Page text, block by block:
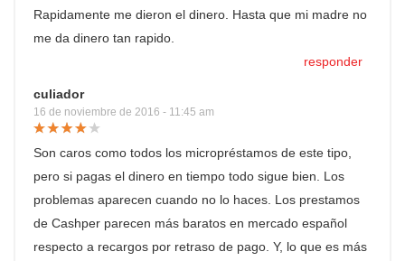
Rapidamente me dieron el dinero. Hasta que mi madre no
me da dinero tan rapido.
responder
culiador
16 de noviembre de 2016 - 11:45 am
Son caros como todos los micropréstamos de este tipo,
pero si pagas el dinero en tiempo todo sigue bien. Los
problemas aparecen cuando no lo haces. Los prestamos
de Cashper parecen más baratos en mercado español
respecto a recargos por retraso de pago. Y, lo que es más